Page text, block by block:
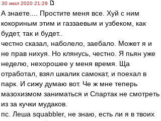
30 июл 2020 21:29
А знаете.... Простите меня все. Хуй с ним
кокориным этим и газзаевым и узбеком, как
будет, так и будет..
честно сказал, наболело, заебало. Может я и
не прав нихуя. Но клянусь, честно. Я пьян уже
неделю, нехорошее у меня время. Ща
отработал, взял шкалик самокат, и поехал в
парк. И сижу думаю вот. Че ж мне теперь
мазохизмом заниматься и Спартак не смотреть
из за кучки мудаков.
пс. Леша squabbler, не знаю, есть ли я в твоих